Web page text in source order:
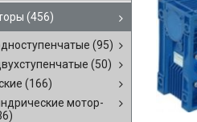
(456)
(95)
(50)
(166)
мотор-